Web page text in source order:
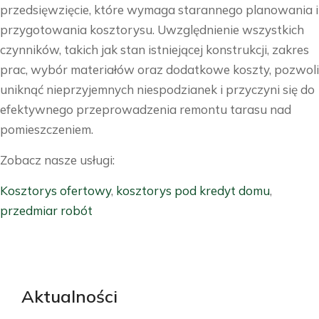
przedsięwzięcie, które wymaga starannego planowania i
przygotowania kosztorysu. Uwzględnienie wszystkich
czynników, takich jak stan istniejącej konstrukcji, zakres
prac, wybór materiałów oraz dodatkowe koszty, pozwoli
uniknąć nieprzyjemnych niespodzianek i przyczyni się do
efektywnego przeprowadzenia remontu tarasu nad
pomieszczeniem.
Zobacz nasze usługi:
Kosztorys ofertowy, kosztorys pod kredyt domu,
przedmiar robót
Aktualności